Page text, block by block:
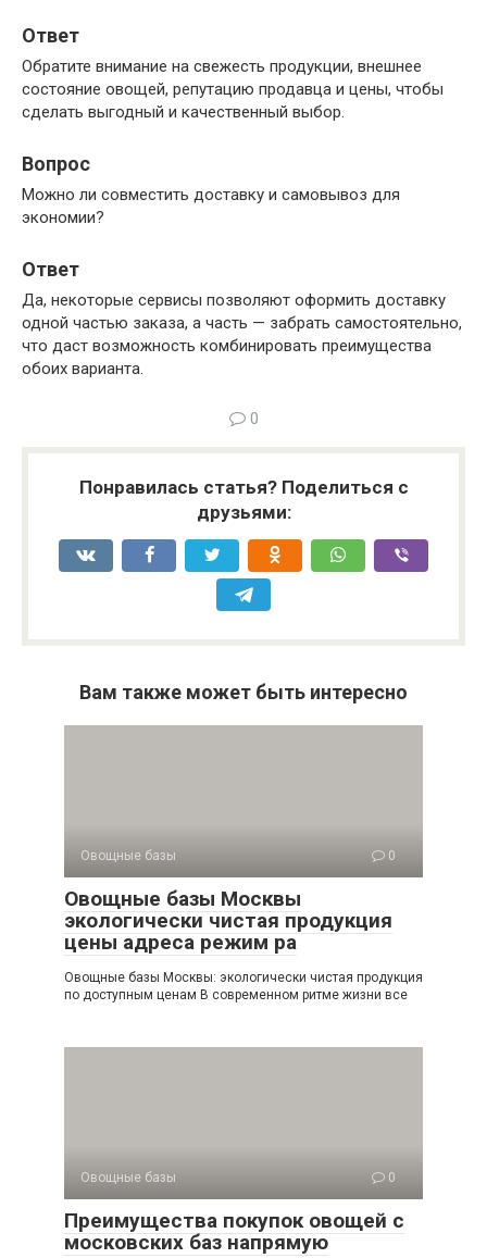
Ответ
Обратите внимание на свежесть продукции, внешнее
состояние овощей, репутацию продавца и цены, чтобы
сделать выгодный и качественный выбор.
Вопрос
Можно ли совместить доставку и самовывоз для
экономии?
Ответ
Да, некоторые сервисы позволяют оформить доставку
одной частью заказа, а часть — забрать самостоятельно,
что даст возможность комбинировать преимущества
обоих варианта.
0
Понравилась статья? Поделиться с
друзьями:
Вам также может быть интересно
Овощные базы 0
Овощные базы Москвы
экологически чистая продукция
цены адреса режим ра
Овощные базы Москвы: экологически чистая продукция
по доступным ценам В современном ритме жизни все
Овощные базы 0
Преимущества покупок овощей с
московских баз напрямую